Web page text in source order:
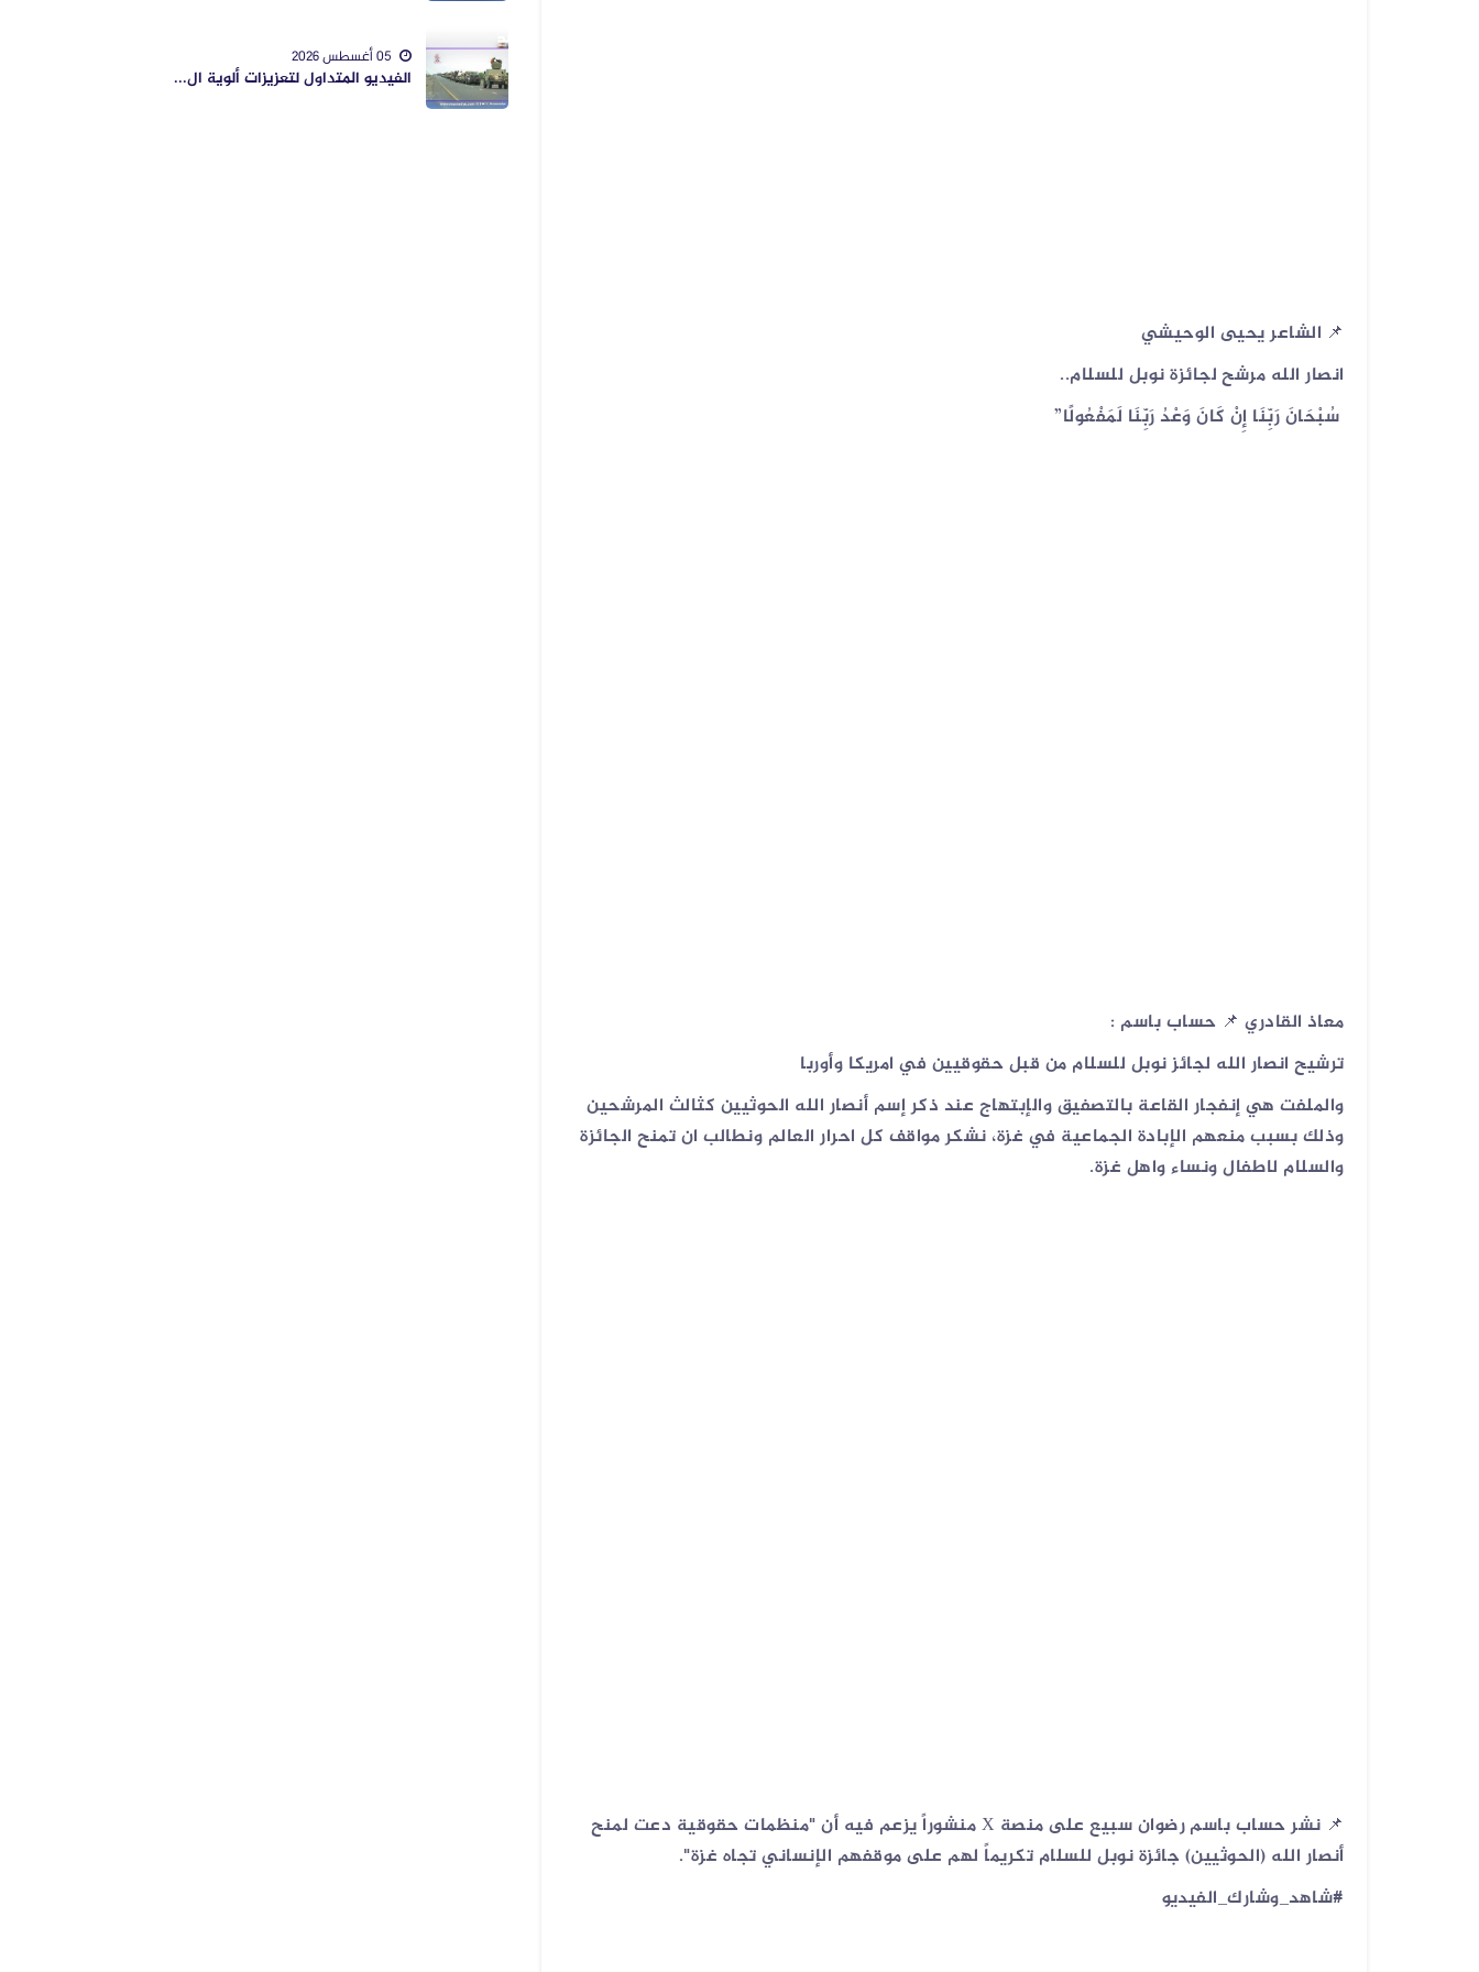
📌 الشاعر يحيى الوحيشي
انصار الله مرشح لجائزة نوبل للسلام..
سُبْحَانَ رَبِّنَا إِنْ كَانَ وَعْدُ رَبِّنَا لَمَفْعُولًا”
معاذ القادري 📌 حساب باسم :
ترشيح انصار الله لجائز نوبل للسلام من قبل حقوقيين في امريكا وأوربا
والملفت هي إنفجار القاعة بالتصفيق والإبتهاج عند ذكر إسم أنصار الله الحوثيين كثالث المرشحين
وذلك بسبب منعهم الإبادة الجماعية في غزة، نشكر مواقف كل احرار العالم ونطالب ان تمنح الجائزة
والسلام لاطفال ونساء واهل غزة.
📌 نشر حساب باسم رضوان سبيع على منصة X منشوراً يزعم فيه أن "منظمات حقوقية دعت لمنح
أنصار الله (الحوثيين) جائزة نوبل للسلام تكريماً لهم على موقفهم الإنساني تجاه غزة".
الفيديو المتداول لتعزيزات ألوية ال...